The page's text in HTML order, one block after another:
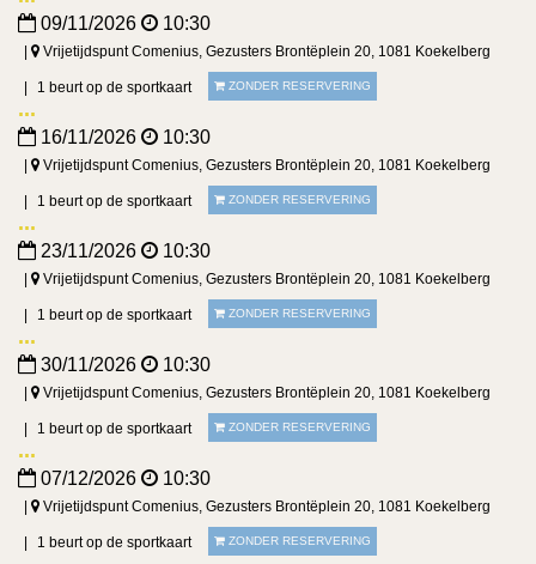
09/11/2026 10:30
Vrijetijdspunt Comenius, Gezusters Brontëplein 20, 1081 Koekelberg
1 beurt op de sportkaart ZONDER RESERVERING
16/11/2026 10:30
Vrijetijdspunt Comenius, Gezusters Brontëplein 20, 1081 Koekelberg
1 beurt op de sportkaart ZONDER RESERVERING
23/11/2026 10:30
Vrijetijdspunt Comenius, Gezusters Brontëplein 20, 1081 Koekelberg
1 beurt op de sportkaart ZONDER RESERVERING
30/11/2026 10:30
Vrijetijdspunt Comenius, Gezusters Brontëplein 20, 1081 Koekelberg
1 beurt op de sportkaart ZONDER RESERVERING
07/12/2026 10:30
Vrijetijdspunt Comenius, Gezusters Brontëplein 20, 1081 Koekelberg
1 beurt op de sportkaart ZONDER RESERVERING